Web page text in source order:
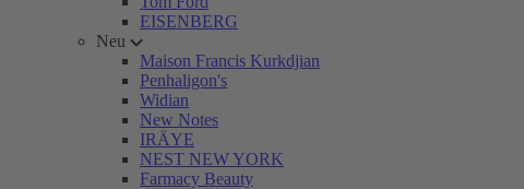
EISENBERG
Neu
Maison Francis Kurkdjian
Penhaligon's
Widian
New Notes
IRÄYE
NEST NEW YORK
Farmacy Beauty